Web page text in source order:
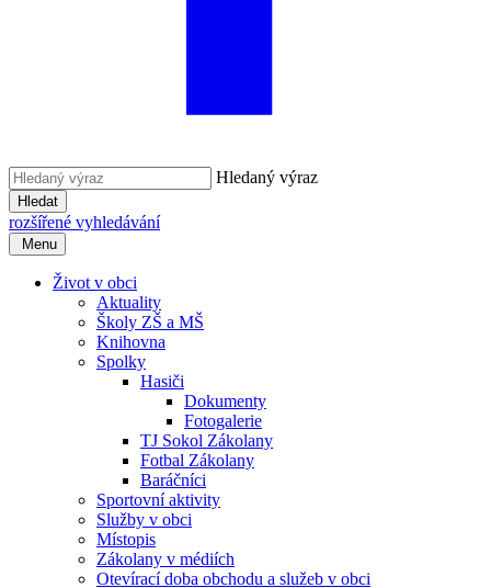
Hledaný výraz
Hledat
rozšířené vyhledávání
Menu
Život v obci
Aktuality
Školy ZŠ a MŠ
Knihovna
Spolky
Hasiči
Dokumenty
Fotogalerie
TJ Sokol Zákolany
Fotbal Zákolany
Baráčníci
Sportovní aktivity
Služby v obci
Místopis
Zákolany v médiích
Otevírací doba obchodu a služeb v obci